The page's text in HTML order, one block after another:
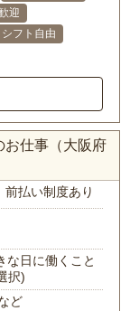
迎
シフト自由
お仕事（大阪府
前払い制度あり
な日に働くこと
択)
ど